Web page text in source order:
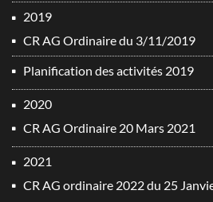
2019
CR AG Ordinaire du 3/11/2019
Planification des activités 2019
2020
CR AG Ordinaire 20 Mars 2021
2021
CR AG ordinaire 2022 du 25